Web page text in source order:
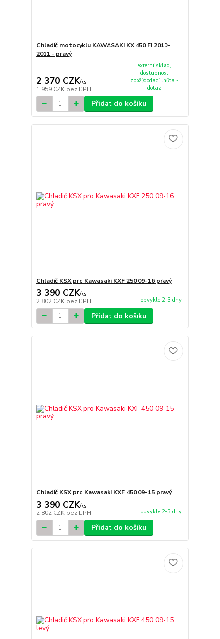
Chladič motocyklu KAWASAKI KX 450 FI 2010-
2011 - pravý
2 370 CZK/ks
1 959 CZK bez DPH
externí sklad,
dostupnost
zboží/dodací lhůta -
dotaz
Přidat do košíku
Chladič KSX pro Kawasaki KXF 250 09-16 pravý
3 390 CZK/ks
2 802 CZK bez DPH obvykle 2-3 dny
Přidat do košíku
Chladič KSX pro Kawasaki KXF 450 09-15 pravý
3 390 CZK/ks
2 802 CZK bez DPH obvykle 2-3 dny
Přidat do košíku